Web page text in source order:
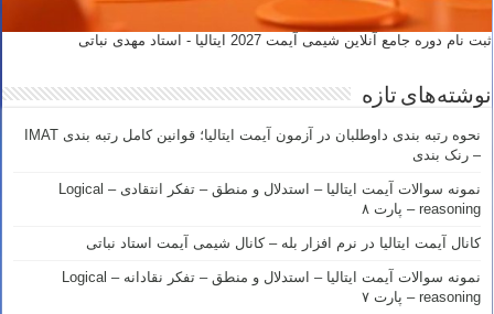
ثبت نام دوره جامع آنلاین شیمی آیمت 2027 ایتالیا - استاد مهدی نباتی
نوشته‌های تازه
نحوه رتبه بندی داوطلبان در آزمون آیمت ایتالیا؛ قوانین کامل رتبه بندی IMAT
– رنک بندی
نمونه سوالات آیمت ایتالیا – استدلال و منطق – تفکر انتقادی – Logical
reasoning – پارت ۸
کانال آیمت ایتالیا در نرم افزار بله – کانال شیمی آیمت استاد نباتی
نمونه سوالات آیمت ایتالیا – استدلال و منطق – تفکر نقادانه – Logical
reasoning – پارت ۷